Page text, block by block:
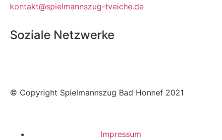
kontakt@spielmannszug-tveiche.de
Soziale Netzwerke
© Copyright Spielmannszug Bad Honnef 2021
Impressum